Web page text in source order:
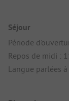
Séjour
Période
Repos de midi :
Langue parlées